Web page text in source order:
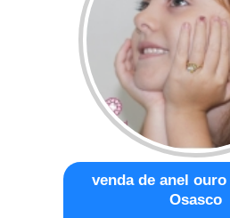
venda de anel
Osasco